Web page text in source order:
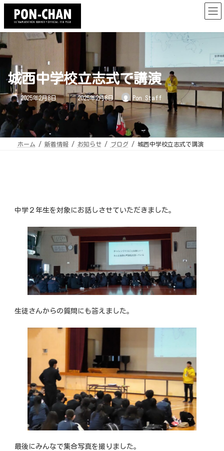
コ
ツ
へ
ス
キ
ッ
ナ
シ
ョ
ン
に
移
城西中学校立志式で講演
2025年2月8日
最
終
更
新
日
2025年2月8日 Pon Staff
ホーム 新着情報 お知らせ ブログ 城西中学校立志式で講演
中学２年生を対象にお話しさせていただきました。
生徒さんからの質問にも答えました。
最後にみんなで集合写真を撮りました。